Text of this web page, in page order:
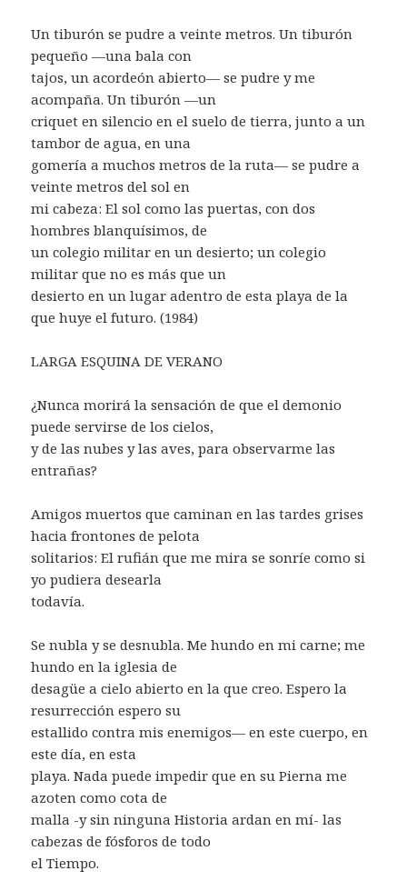
Un tiburón se pudre a veinte metros. Un tiburón
pequeño —una bala con
tajos, un acordeón abierto— se pudre y me
acompaña. Un tiburón —un
criquet en silencio en el suelo de tierra, junto a un
tambor de agua, en una
gomería a muchos metros de la ruta— se pudre a
veinte metros del sol en
mi cabeza: El sol como las puertas, con dos
hombres blanquísimos, de
un colegio militar en un desierto; un colegio
militar que no es más que un
desierto en un lugar adentro de esta playa de la
que huye el futuro. (1984)
LARGA ESQUINA DE VERANO
¿Nunca morirá la sensación de que el demonio
puede servirse de los cielos,
y de las nubes y las aves, para observarme las
entrañas?
Amigos muertos que caminan en las tardes grises
hacia frontones de pelota
solitarios: El rufián que me mira se sonríe como si
yo pudiera desearla
todavía.
Se nubla y se desnubla. Me hundo en mi carne; me
hundo en la iglesia de
desagüe a cielo abierto en la que creo. Espero la
resurrección espero su
estallido contra mis enemigos— en este cuerpo, en
este día, en esta
playa. Nada puede impedir que en su Pierna me
azoten como cota de
malla -y sin ninguna Historia ardan en mí- las
cabezas de fósforos de todo
el Tiempo.